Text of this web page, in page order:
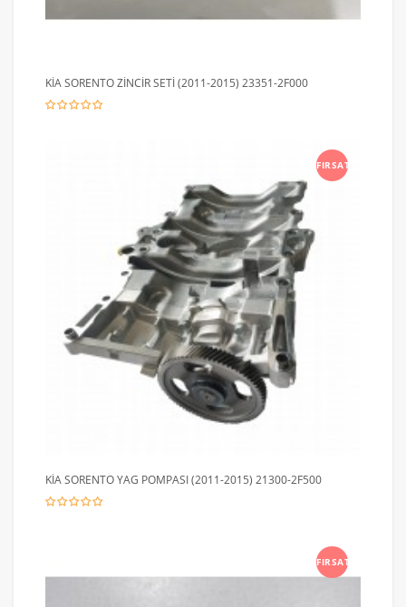
KİA SORENTO ZİNCİR SETİ (2011-2015) 23351-2F000
FIRSAT
KİA SORENTO YAG POMPASI (2011-2015) 21300-2F500
FIRSAT